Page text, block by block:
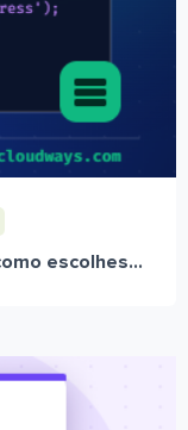
escolhes...